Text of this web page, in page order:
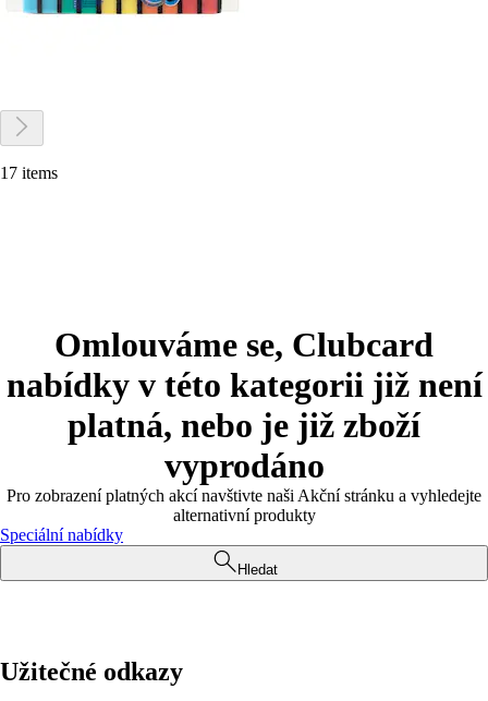
17 items
Omlouváme se, Clubcard
nabídky v této kategorii již není
platná, nebo je již zboží
vyprodáno
Pro zobrazení platných akcí navštivte naši Akční stránku a vyhledejte
alternativní produkty
Speciální nabídky
Hledat
Užitečné odkazy